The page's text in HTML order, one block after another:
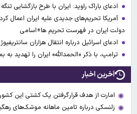
ادعای باراک راوید: ایران با طرح بازگشایی
دولت ایران در فهرست تحریم ها+اسامی
ادعای اسرائیل درباره انتقال هزاران
ترامپ، با ذکر «الحمدالله» ایران را تهدید به
آخرین اخبار
امارت از هدف قرارگرفتن یک کشتی این
زلنسکی درباره تامین ماهانه موشک‌های